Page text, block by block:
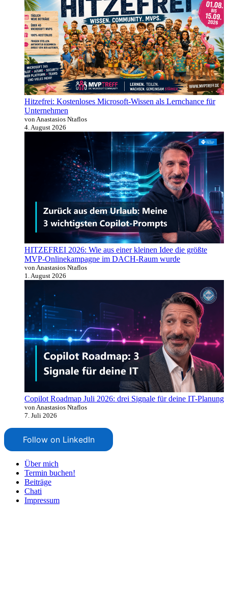
Hitzefrei: Kostenloses Microsoft-Wissen als Lernchance für
Unternehmen
von Anastasios Ntaflos
4. August 2026
HITZEFREI 2026: Wie aus einer kleinen Idee die größte
MVP-Onlinekampagne im DACH-Raum wurde
von Anastasios Ntaflos
1. August 2026
Copilot Roadmap Juli 2026: drei Signale für deine IT-Planung
von Anastasios Ntaflos
7. Juli 2026
Follow on LinkedIn
Über mich
Termin buchen!
Beiträge
Chati
Impressum